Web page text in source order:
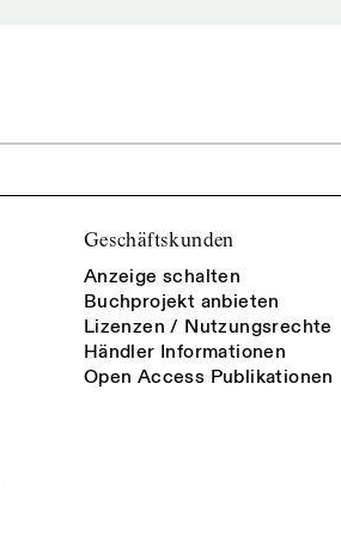
Geschäftskunden
Anzeige schalten
Buchprojekt anbieten
Lizenzen / Nutzungsrechte
Händler Informationen
Open Access Publikationen